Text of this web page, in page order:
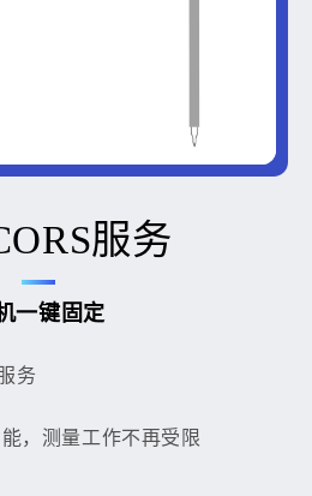
服务
一键固定
务
，测量工作不再受限